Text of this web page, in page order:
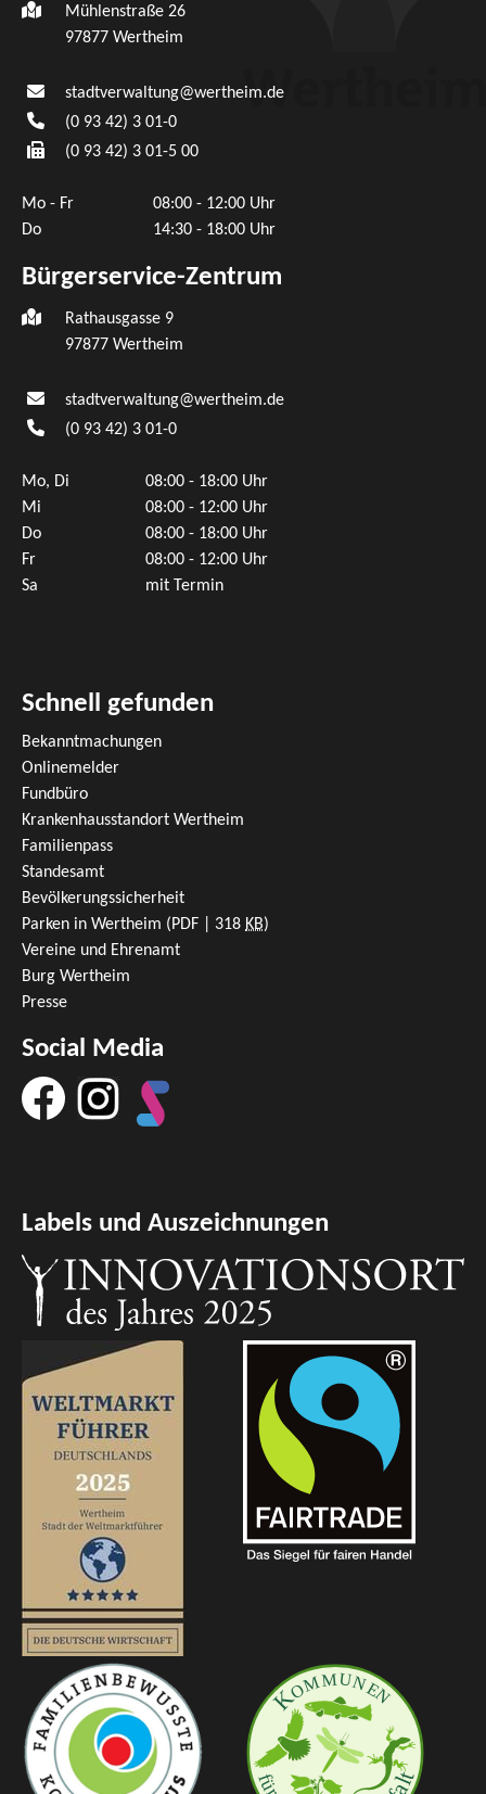
Mühlenstraße 26
97877 Wertheim
stadtverwaltung@wertheim.de
(0 93 42) 3 01-0
(0 93 42) 3 01-5 00
Mo - Fr
08:00 - 12:00 Uhr
Do
14:30 - 18:00 Uhr
Bürgerservice-Zentrum
Rathausgasse 9
97877 Wertheim
stadtverwaltung@wertheim.de
(0 93 42) 3 01-0
Mo, Di
08:00 - 18:00 Uhr
Mi
08:00 - 12:00 Uhr
Do
08:00 - 18:00 Uhr
Fr
08:00 - 12:00 Uhr
Sa
mit Termin
Schnell gefunden
Bekanntmachungen
Onlinemelder
Fundbüro
Krankenhausstandort Wertheim
Familienpass
Standesamt
Bevölkerungssicherheit
Parken in Wertheim (PDF | 318 KB)
Vereine und Ehrenamt
Burg Wertheim
Presse
Social Media
Labels und Auszeichnungen